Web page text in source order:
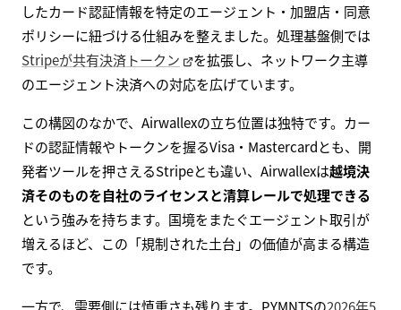
したカード認証情報を特定のエージェント・加盟店・同意
ポリシーに紐づける仕組みを整えました。処理基盤側では
Stripeが共有決済トークン
を拡張し、ネットワーク主導
のエージェント決済への対応を広げています。
この構図のなかで、Airwallexの立ち位置は独特です。カー
ドの認証情報やトークンを握るVisa・Mastercardとも、開
発者ツールを押さえるStripeとも違い、Airwallexは越境決
済そのものを自社のライセンスと清算レールで処理できる
という強みを持ちます。国境をまたぐエージェント取引が
増えるほど、この「規制された土台」の価値が高まる構造
です。
一方で、需要側には慎重さも残ります。PYMNTSの2026年5